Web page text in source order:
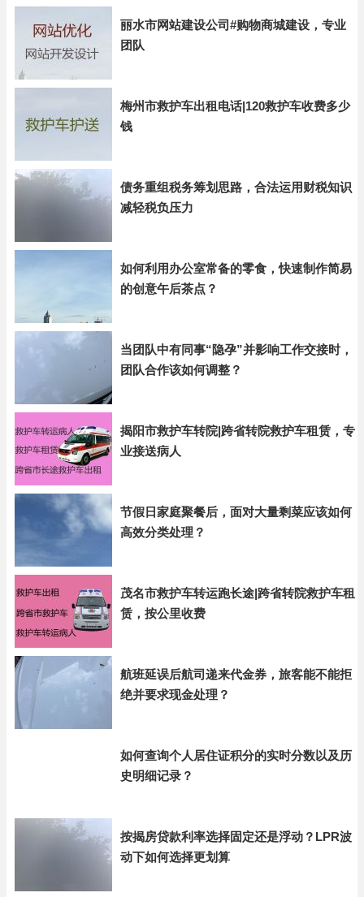
丽水市网站建设公司#购物商城建设，专业
团队
梅州市救护车出租电话|120救护车收费多少
钱
债务重组税务筹划思路，合法运用财税知识
减轻税负压力
如何利用办公室常备的零食，快速制作简易
的创意午后茶点？
当团队中有同事“隐孕”并影响工作交接时，
团队合作该如何调整？
揭阳市救护车转院|跨省转院救护车租赁，专
业接送病人
节假日家庭聚餐后，面对大量剩菜应该如何
高效分类处理？
茂名市救护车转运跑长途|跨省转院救护车租
赁，按公里收费
航班延误后航司递来代金券，旅客能不能拒
绝并要求现金处理？
如何查询个人居住证积分的实时分数以及历
史明细记录？
按揭房贷款利率选择固定还是浮动？LPR波
动下如何选择更划算